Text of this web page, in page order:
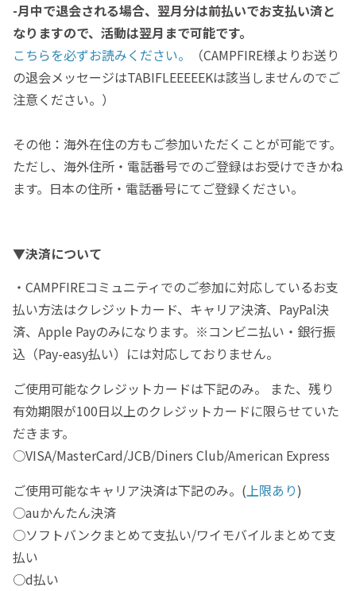
-月中で退会される場合、翌月分は前払いでお支払い済と
なりますので、活動は翌月まで可能です。
こちらを必ずお読みください。
（CAMPFIRE様よりお送り
の退会メッセージはTABIFLEEEEEKは該当しませんのでご
注意ください。）
その他：海外在住の方もご参加いただくことが可能です。
ただし、海外住所・電話番号でのご登録はお受けできかね
ます。日本の住所・電話番号にてご登録ください。
▼決済について
・CAMPFIREコミュニティでのご参加に対応しているお支
払い方法はクレジットカード、キャリア決済、PayPal決
済、Apple Payのみになります。※コンビニ払い・銀行振
込（Pay-easy払い）には対応しておりません。
ご使用可能なクレジットカードは下記のみ。 また、残り
有効期限が100日以上のクレジットカードに限らせていた
だきます。
○VISA/MasterCard/JCB/Diners Club/American Express
ご使用可能なキャリア決済は下記のみ。(上限あり)
○auかんたん決済
○ソフトバンクまとめて支払い/ワイモバイルまとめて支
払い
○d払い